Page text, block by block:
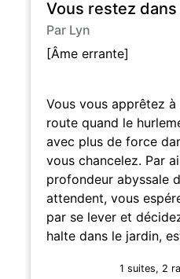
Vous restez
Par Lyn
[Âme errante]
Vous vous apprêtez
route quand le
avec plus de force
vous chancelez. Par
profondeur abyssale
attendent, vous
par se lever et
halte dans le jardin,
1 suites, 2